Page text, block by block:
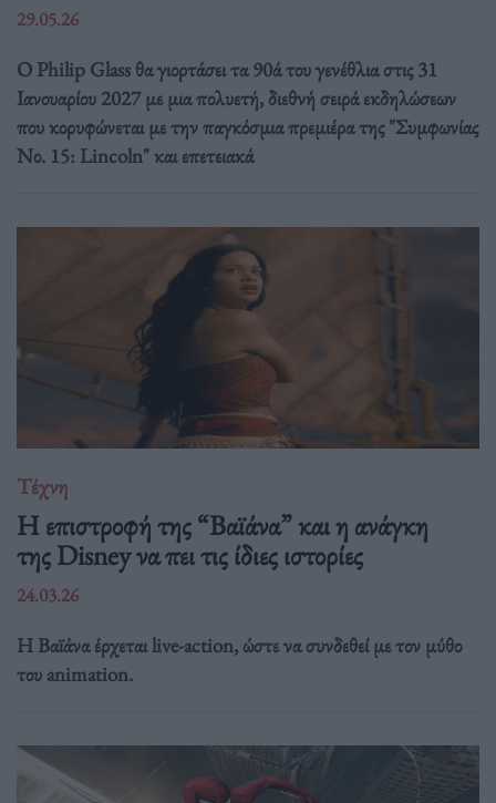
29.05.26
Ο Philip Glass θα γιορτάσει τα 90ά του γενέθλια στις 31
Ιανουαρίου 2027 με μια πολυετή, διεθνή σειρά εκδηλώσεων
που κορυφώνεται με την παγκόσμια πρεμιέρα της "Συμφωνίας
Νο. 15: Lincoln" και επετειακά
Τέχνη
Η επιστροφή της “Βαϊάνα” και η ανάγκη
της Disney να πει τις ίδιες ιστορίες
24.03.26
Η Βαϊάνα έρχεται live-action, ώστε να συνδεθεί με τον μύθο
του animation.